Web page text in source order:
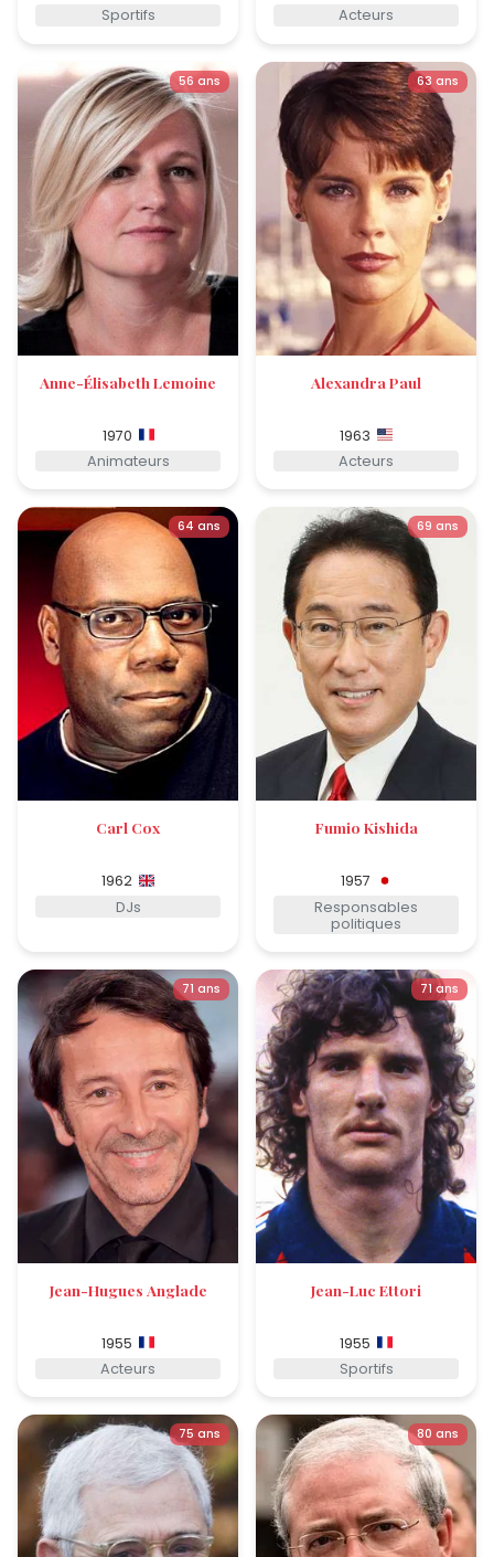
Sportifs
Acteurs
56 ans
Anne-Élisabeth Lemoine
1970
Animateurs
63 ans
Alexandra Paul
1963
Acteurs
64 ans
Carl Cox
1962
DJs
69 ans
Fumio Kishida
1957
Responsables
politiques
71 ans
Jean-Hugues Anglade
1955
Acteurs
71 ans
Jean-Luc Ettori
1955
Sportifs
75 ans 80 ans